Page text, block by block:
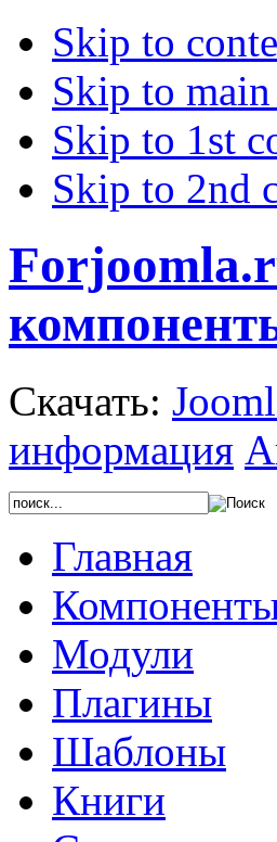
Skip to
Skip to
Skip to 1st
Skip to 2nd
Скачать:
информация
Главная
Модули
Плагины
Шаблоны
Книги